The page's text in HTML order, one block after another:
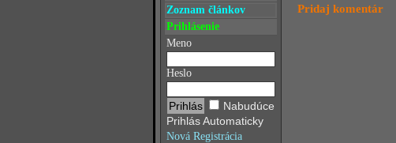
Zoznam článkov
Prihlásenie
Meno
Heslo
Nabudúce
Prihlás Automaticky
Nová Registrácia
Pridaj komentár